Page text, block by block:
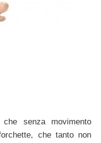
senza movimento
che tanto non